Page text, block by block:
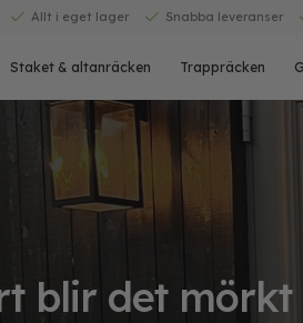
Allt i eget lager Snabba leveranser
Staket & altanräcken Trappräcken
blir det